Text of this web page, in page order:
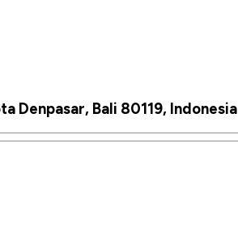
Denpasar, Bali 80119, Indonesia